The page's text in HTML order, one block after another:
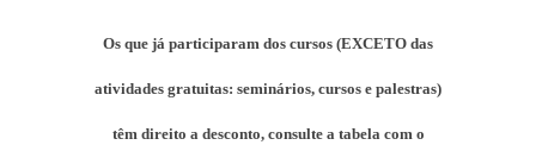
Os que já participaram dos cursos (EXCETO das
atividades gratuitas: seminários, cursos e palestras)
têm direito a desconto, consulte a tabela com o